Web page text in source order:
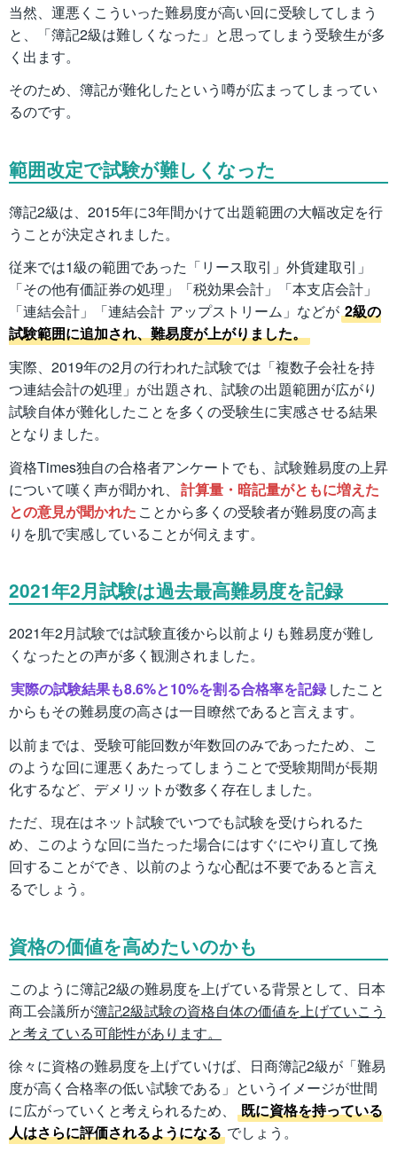
当然、運悪くこういった難易度が高い回に受験してしまう
と、「簿記2級は難しくなった」と思ってしまう受験生が多
く出ます。
そのため、簿記が難化したという噂が広まってしまってい
るのです。
範囲改定で試験が難しくなった
簿記2級は、2015年に3年間かけて出題範囲の大幅改定を行
うことが決定されました。
従来では1級の範囲であった「リース取引」外貨建取引」
「その他有価証券の処理」「税効果会計」「本支店会計」
「連結会計」「連結会計 アップストリーム」などが 2級の
試験範囲に追加され、難易度が上がりました。
実際、2019年の2月の行われた試験では「複数子会社を持
つ連結会計の処理」が出題され、試験の出題範囲が広がり
試験自体が難化したことを多くの受験生に実感させる結果
となりました。
資格Times独自の合格者アンケートでも、試験難易度の上昇
について嘆く声が聞かれ、 計算量・暗記量がともに増えた
との意見が聞かれた ことから多くの受験者が難易度の高ま
りを肌で実感していることが伺えます。
2021年2月試験は過去最高難易度を記録
2021年2月試験では試験直後から以前よりも難易度が難し
くなったとの声が多く観測されました。
実際の試験結果も8.6%と10%を割る合格率を記録 したこと
からもその難易度の高さは一目瞭然であると言えます。
以前までは、受験可能回数が年数回のみであったため、こ
のような回に運悪くあたってしまうことで受験期間が長期
化するなど、デメリットが数多く存在しました。
ただ、現在はネット試験でいつでも試験を受けられるた
め、このような回に当たった場合にはすぐにやり直して挽
回することができ、以前のような心配は不要であると言え
るでしょう。
資格の価値を高めたいのかも
このように簿記2級の難易度を上げている背景として、日本
商工会議所が簿記2級試験の資格自体の価値を上げていこう
と考えている可能性があります。
徐々に資格の難易度を上げていけば、日商簿記2級が「難易
度が高く合格率の低い試験である」というイメージが世間
に広がっていくと考えられるため、
既に資格を持っている
人はさらに評価されるようになる でしょう。